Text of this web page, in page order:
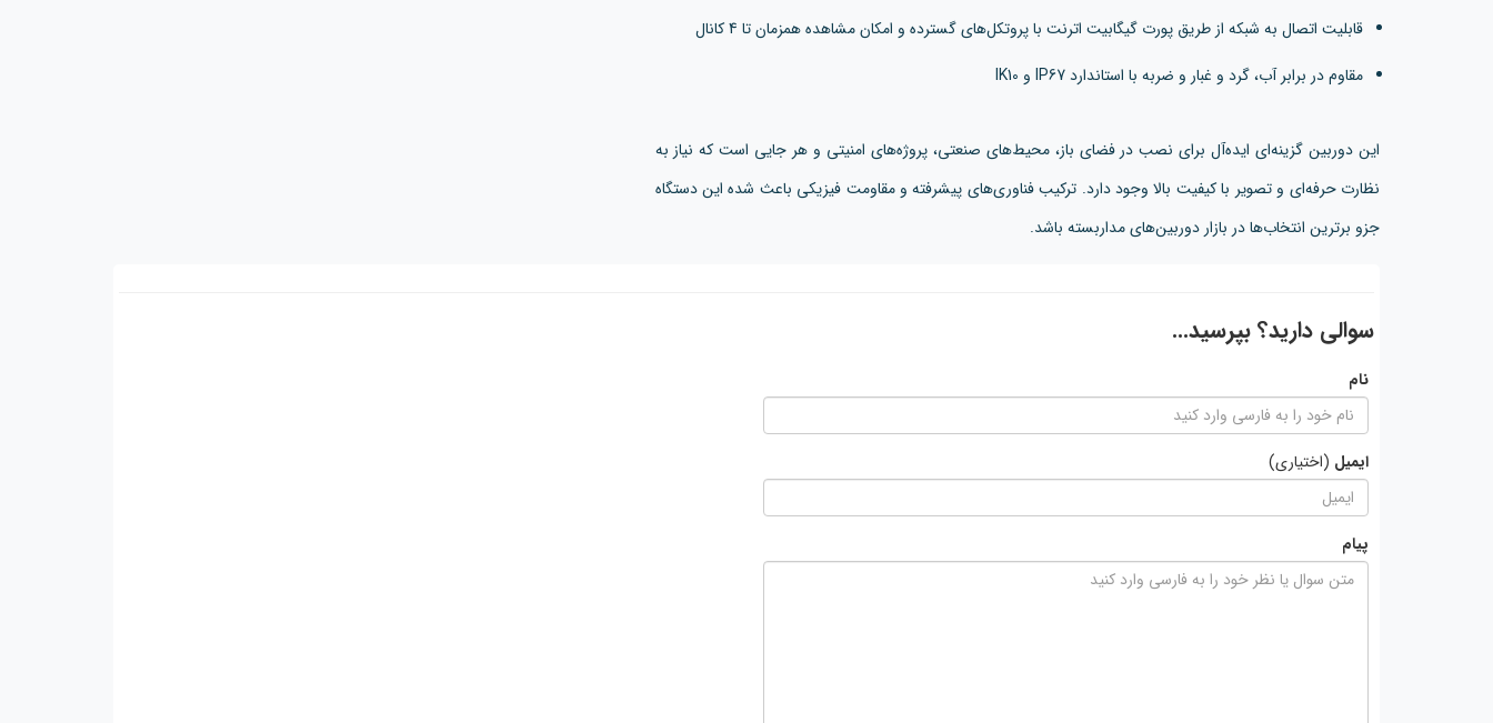
قابلیت اتصال به شبکه از طریق پورت گیگابیت اترنت با پروتکل‌های گسترده و امکان مشاهده همزمان تا 4 کانال
مقاوم در برابر آب، گرد و غبار و ضربه با استاندارد IP67 و IK10
این دوربین گزینه‌ای ایده‌آل برای نصب در فضای باز، محیط‌های صنعتی، پروژه‌های امنیتی و هر جایی است که نیاز به
نظارت حرفه‌ای و تصویر با کیفیت بالا وجود دارد. ترکیب فناوری‌های پیشرفته و مقاومت فیزیکی باعث شده این دستگاه
جزو برترین انتخاب‌ها در بازار دوربین‌های مداربسته باشد.
سوالی دارید؟ بپرسید...
نام
ایمیل (اختیاری)
پیام